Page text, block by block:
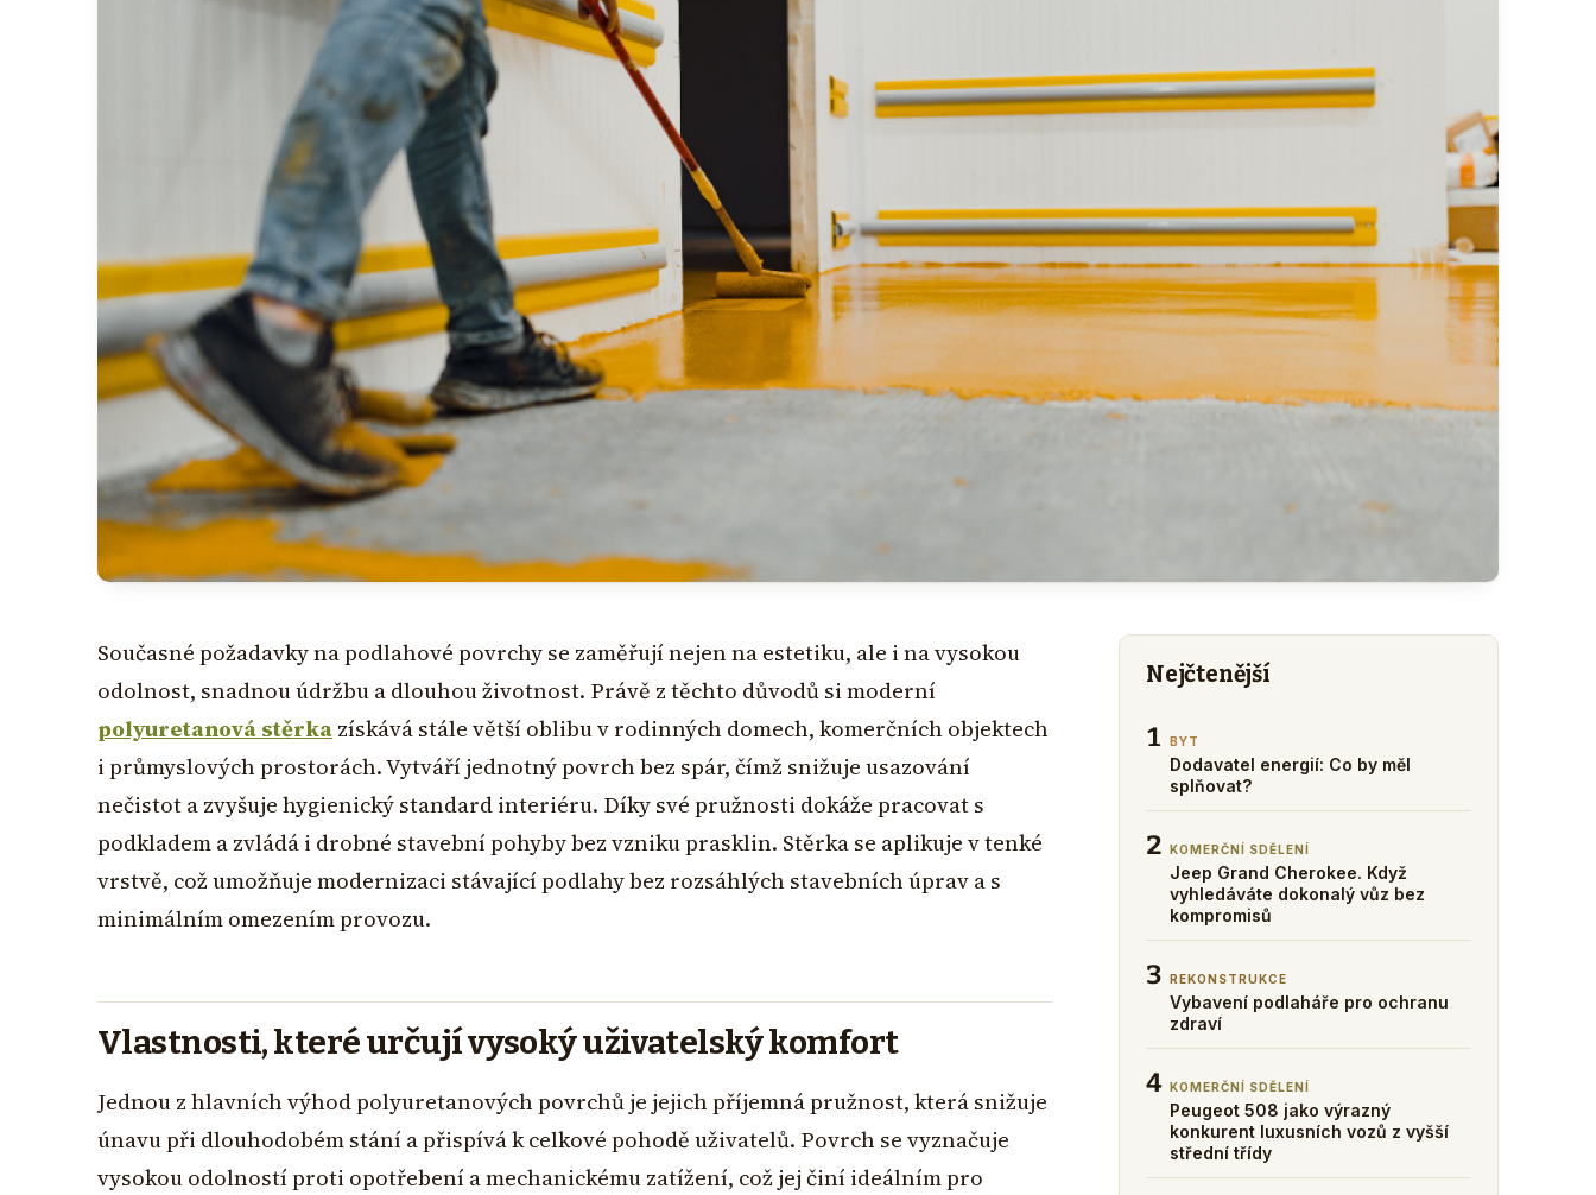
Současné požadavky na podlahové povrchy se zaměřují nejen na estetiku, ale i na vysokou
odolnost, snadnou údržbu a dlouhou životnost. Právě z těchto důvodů si moderní
polyuretanová stěrka získává stále větší oblibu v rodinných domech, komerčních objektech
i průmyslových prostorách. Vytváří jednotný povrch bez spár, čímž snižuje usazování
nečistot a zvyšuje hygienický standard interiéru. Díky své pružnosti dokáže pracovat s
podkladem a zvládá i drobné stavební pohyby bez vzniku prasklin. Stěrka se aplikuje v tenké
vrstvě, což umožňuje modernizaci stávající podlahy bez rozsáhlých stavebních úprav a s
minimálním omezením provozu.
Vlastnosti, které určují vysoký uživatelský komfort
Jednou z hlavních výhod polyuretanových povrchů je jejich příjemná pružnost, která snižuje
únavu při dlouhodobém stání a přispívá k celkové pohodě uživatelů. Povrch se vyznačuje
vysokou odolností proti opotřebení a mechanickému zatížení, což jej činí ideálním pro
Nejčtenější
1 BYT
Dodavatel energií: Co by měl
splňovat?
2 KOMERČNÍ SDĚLENÍ
Jeep Grand Cherokee. Když
vyhledáváte dokonalý vůz bez
kompromisů
3 REKONSTRUKCE
Vybavení podlaháře pro ochranu
zdraví
4 KOMERČNÍ SDĚLENÍ
Peugeot 508 jako výrazný
konkurent luxusních vozů z vyšší
střední třídy